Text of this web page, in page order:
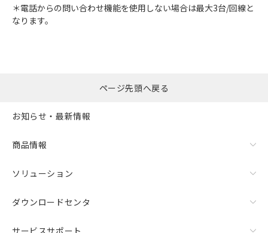
＊電話からの問い合わせ機能を使用しない場合は最大3台/回線と
なります。
ページ先頭へ戻る
お知らせ・最新情報
商品情報
ソリューション
ダウンロードセンタ